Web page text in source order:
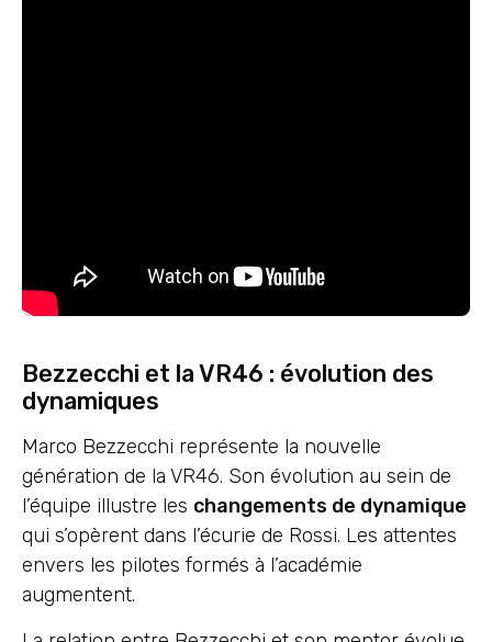
Bezzecchi et la VR46 : évolution des
dynamiques
Marco Bezzecchi représente la nouvelle
génération de la VR46. Son évolution au sein de
l’équipe illustre les changements de dynamique
qui s’opèrent dans l’écurie de Rossi. Les attentes
envers les pilotes formés à l’académie
augmentent.